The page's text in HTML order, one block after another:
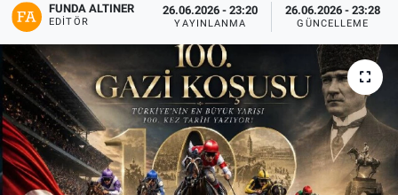
FUNDA ALTINER
EDITÖR
26.06.2026 - 23:20
YAYINLANMA
26.06.2026 - 23:28
GÜNCELLEME
RESMİ İLANLAR
İLAN
Bize ulaşın
İletişim/Künye